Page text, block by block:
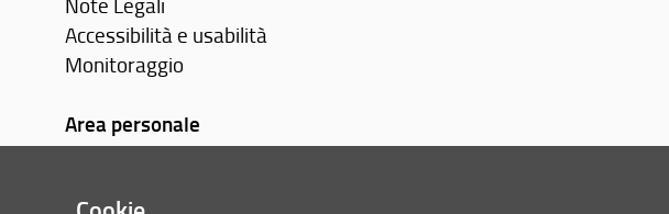
Accessibilità e usabilità
Monitoraggio
Area personale